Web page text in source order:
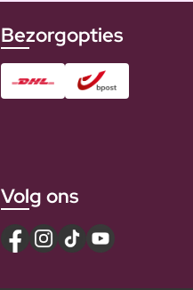
Bezorgopties
Volg ons